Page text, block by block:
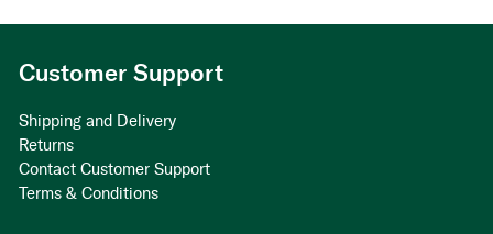
Customer Support
Shipping and Delivery
Returns
Contact Customer Support
Terms & Conditions